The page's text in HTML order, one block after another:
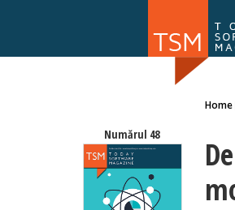
Home
Numărul 48